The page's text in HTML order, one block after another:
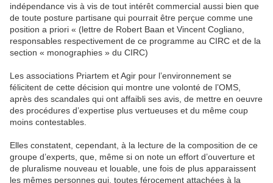
indépendance vis à vis de tout intérêt commercial aussi bien que
de toute posture partisane qui pourrait être perçue comme une
position a priori « (lettre de Robert Baan et Vincent Cogliano,
responsables respectivement de ce programme au CIRC et de la
section « monographies » du CIRC)
Les associations Priartem et Agir pour l’environnement se
félicitent de cette décision qui montre une volonté de l’OMS,
après des scandales qui ont affaibli ses avis, de mettre en oeuvre
des procédures d’expertise plus vertueuses et du même coup
moins contestables.
Elles constatent, cependant, à la lecture de la composition de ce
groupe d’experts, que, même si on note un effort d’ouverture et
de pluralisme nouveau et louable, une fois de plus apparaissent
les mêmes personnes qui, toutes férocement attachées à la